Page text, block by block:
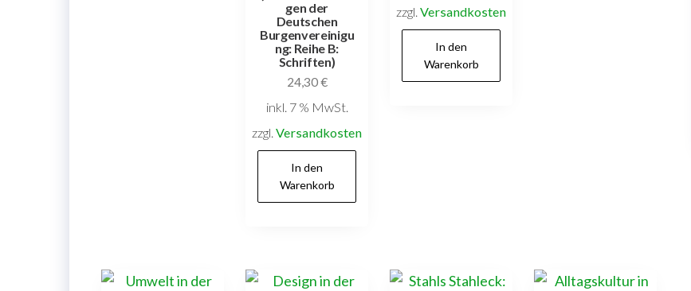
gen der
Deutschen
Burgenvereinigu
ng: Reihe B:
Schriften)
24,30€
inkl. 7 % MwSt.
zzgl.Versandkosten
In den
Warenkorb
zzgl.Versandkosten
In den
Warenkorb